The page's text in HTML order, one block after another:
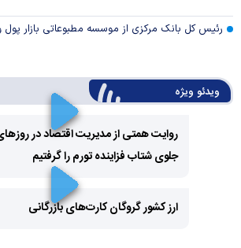
رئیس کل بانک مرکزی از موسسه مطبوعاتی بازار پول و
ویدئو ویژه
Play
Video
روایت همتی از مدیریت اقتصاد در
جلوی شتاب فزاینده تورم را گرفتیم
ارز کشور گروگان کارت‌های بازرگانی